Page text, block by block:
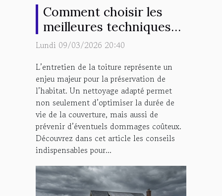
Comment choisir les
meilleures techniques
de nettoyage pour votre
Lundi 09/03/2026 20:40
L’entretien de la toiture représente un
enjeu majeur pour la préservation de
l’habitat. Un nettoyage adapté permet
non seulement d’optimiser la durée de
vie de la couverture, mais aussi de
prévenir d’éventuels dommages coûteux.
Découvrez dans cet article les conseils
indispensables pour...